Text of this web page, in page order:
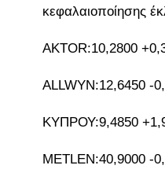
κεφαλαιοποίησης
AKTOR:10,2800
ALLWYN:12,6450 -
ΚΥΠΡΟΥ:9,4850
METLEN:40,9000 -